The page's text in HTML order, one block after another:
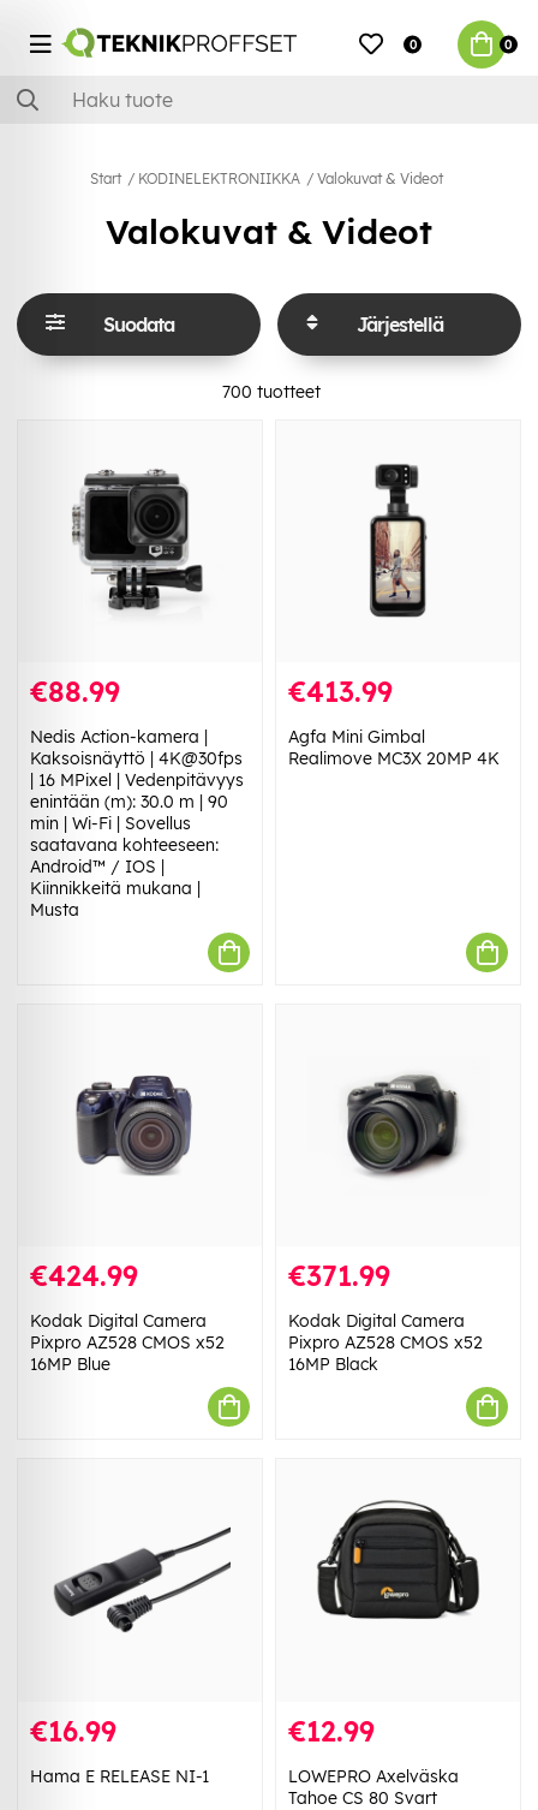
0 0
Start KODINELEKTRONIIKKA Valokuvat & Videot
Valokuvat & Videot
Suodata Järjestellä
700 tuotteet
€88.99
Nedis Action-kamera |
Kaksoisnäyttö | 4K@30fps
| 16 MPixel | Vedenpitävyys
enintään (m): 30.0 m | 90
min | Wi-Fi | Sovellus
saatavana kohteeseen:
Android™ / IOS |
Kiinnikkeitä mukana |
Musta
€413.99
Agfa Mini Gimbal
Realimove MC3X 20MP 4K
€424.99
Kodak Digital Camera
Pixpro AZ528 CMOS x52
16MP Blue
€371.99
Kodak Digital Camera
Pixpro AZ528 CMOS x52
16MP Black
€16.99
Hama E RELEASE NI-1
€12.99
LOWEPRO Axelväska
Tahoe CS 80 Svart